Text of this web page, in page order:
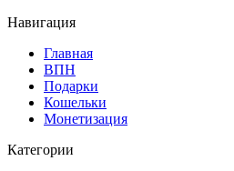
Навигация
Главная
️ВПН
Подарки
Кошельки
Монетизация
Категории